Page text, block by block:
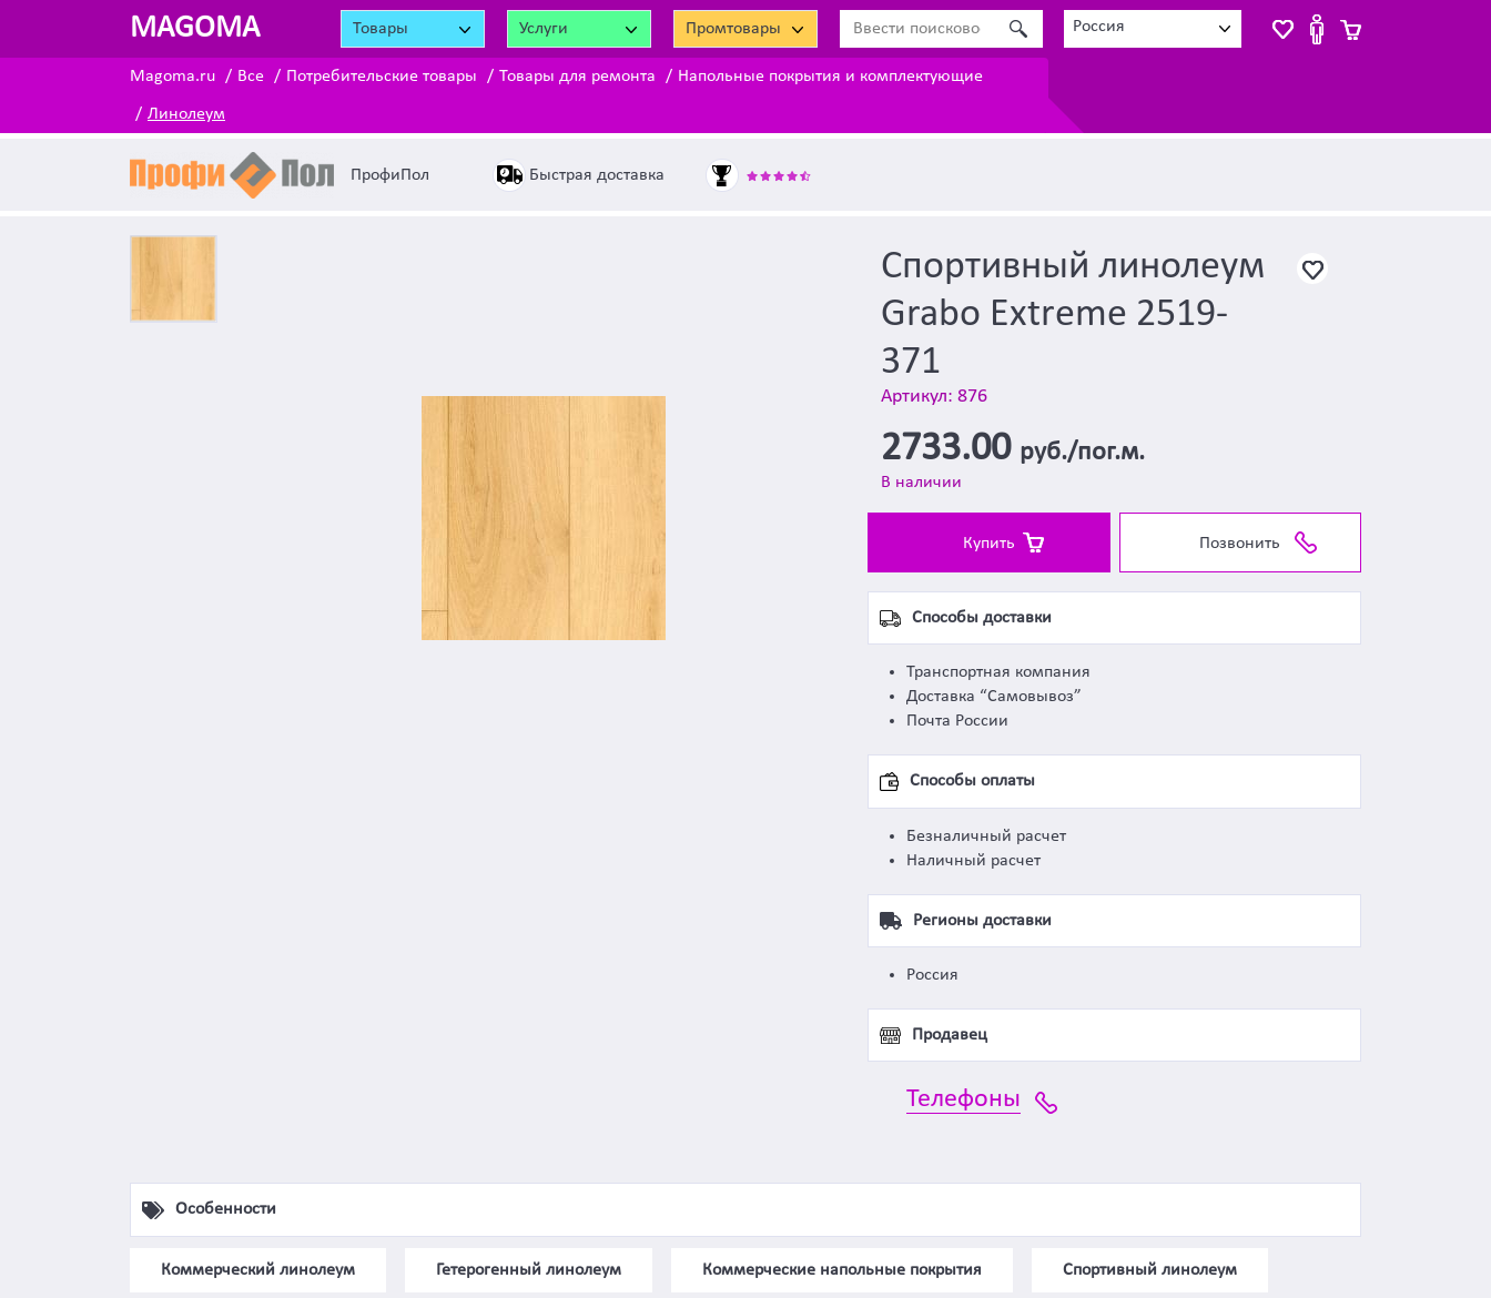
MAGOMA Товары Услуги Промтовары Россия
Magoma.ru Все Потребительские товары Товары для ремонта Напольные покрытия и комплектующие
Линолеум
ПрофиПол Быстрая доставка
Спортивный линолеум
Grabo Extreme 2519-
371
Артикул: 876
2733.00 руб./пог.м.
В наличии
Купить Позвонить
Способы доставки
Транспортная компания
Доставка “Самовывоз”
Почта России
Способы оплаты
Безналичный расчет
Наличный расчет
Регионы доставки
Россия
Продавец
Телефоны
Особенности
Коммерческий линолеум Гетерогенный линолеум Коммерческие напольные покрытия Спортивный линолеум